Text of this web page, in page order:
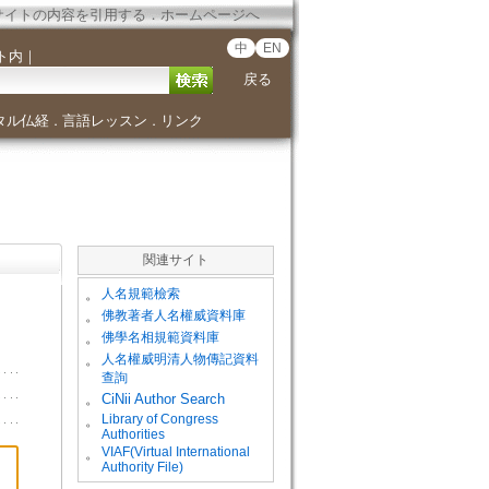
イトの内容を引用する．ホームページへ
内 ｜ 中 EN
戻る
ル仏経． 言語レッスン ． リンク
関連サイト
。 人名規範檢索
。 佛教著者人名權威資料庫
。 佛學名相規範資料庫
。
人名權威明清人物傳記資料
查詢
。
CiNii Author Search
。
Library of Congress
Authorities
。
VIAF(Virtual International
Authority File)